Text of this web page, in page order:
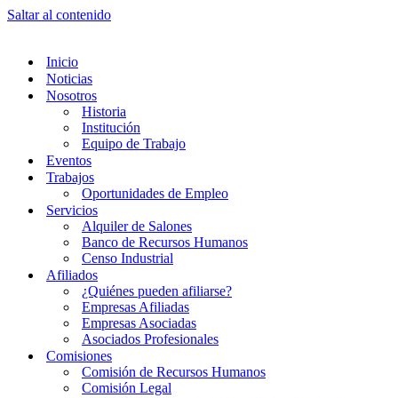
Saltar al contenido
Inicio
Noticias
Nosotros
Historia
Institución
Equipo de Trabajo
Eventos
Trabajos
Oportunidades de Empleo
Servicios
Alquiler de Salones
Banco de Recursos Humanos
Censo Industrial
Afiliados
¿Quiénes pueden afiliarse?
Empresas Afiliadas
Empresas Asociadas
Asociados Profesionales
Comisiones
Comisión de Recursos Humanos
Comisión Legal